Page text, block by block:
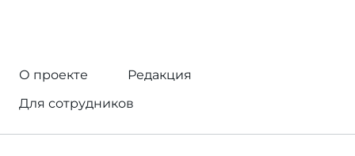
О проекте
Редакция
Для сотрудников